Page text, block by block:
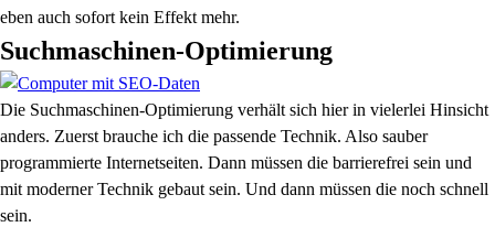
eben auch sofort kein Effekt mehr.
Suchmaschinen-Optimierung
Die Suchmaschinen-Optimierung verhält sich hier in vielerlei Hinsicht
anders. Zuerst brauche ich die passende Technik. Also sauber
programmierte Internetseiten. Dann müssen die barrierefrei sein und
mit moderner Technik gebaut sein. Und dann müssen die noch schnell
sein.